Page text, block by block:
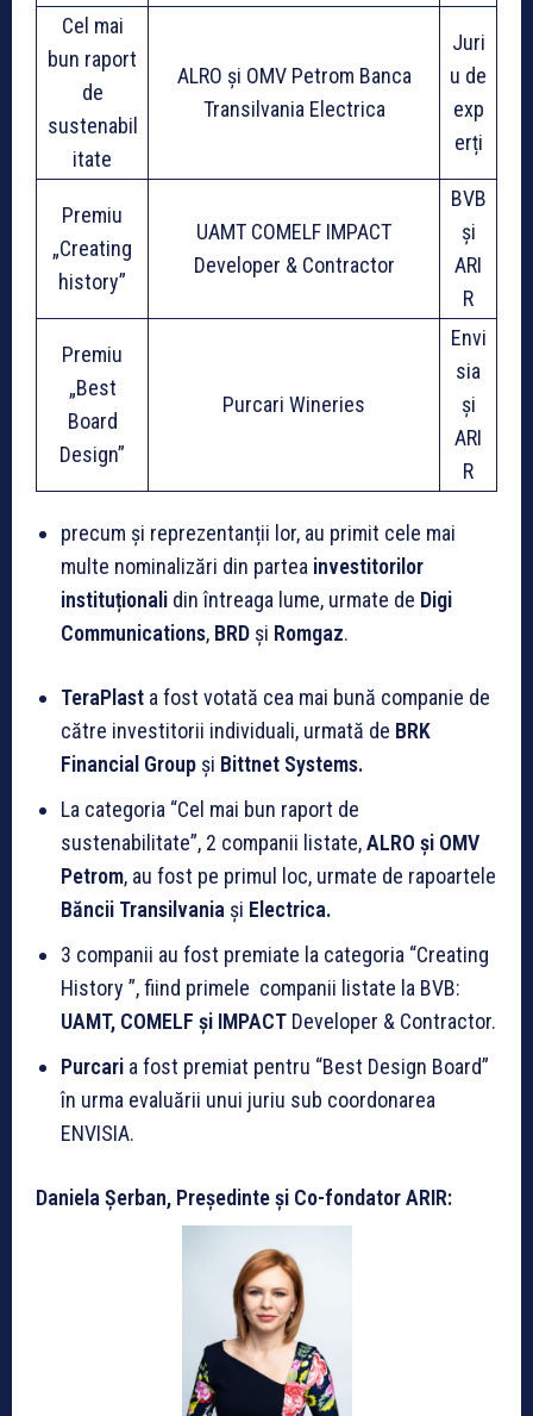
Cel mai
bun raport
de
sustenabil
itate
ALRO și OMV Petrom Banca
Transilvania Electrica
Juri
u de
exp
erți
Premiu
„Creating
history”
UAMT COMELF IMPACT
Developer & Contractor
BVB
și
ARI
R
Premiu
„Best
Board
Design”
Purcari Wineries
Envi
sia
și
ARI
R
precum și reprezentanții lor, au primit cele mai
multe nominalizări din partea investitorilor
instituționali din întreaga lume, urmate de Digi
Communications, BRD și Romgaz.
TeraPlast a fost votată cea mai bună companie de
către investitorii individuali, urmată de BRK
Financial Group și Bittnet Systems.
La categoria “Cel mai bun raport de
sustenabilitate”, 2 companii listate,ALRO și OMV
Petrom, au fost pe primul loc, urmate de rapoartele
Băncii Transilvania și Electrica.
3 companii au fost premiate la categoria “Creating
History ”, fiind primele companii listate la BVB:
UAMT, COMELF și IMPACT Developer & Contractor.
Purcari a fost premiat pentru “Best Design Board”
în urma evaluării unui juriu sub coordonarea
ENVISIA.
Daniela Șerban, Președinte și Co-fondator ARIR: